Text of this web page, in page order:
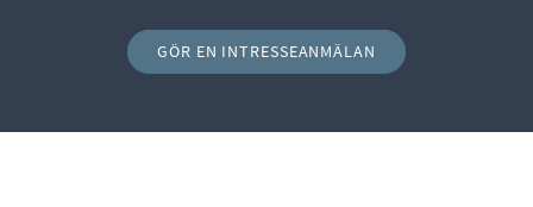
GÖR EN INTRESSEANMÄLAN